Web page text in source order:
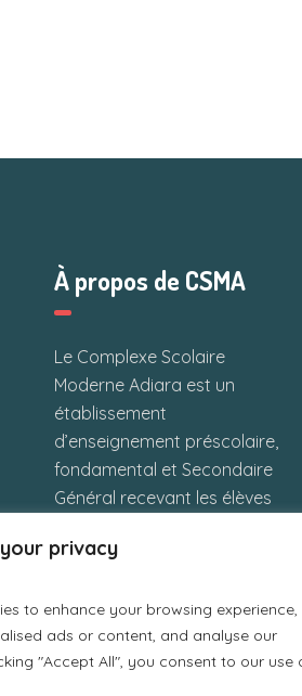
privacy
to enhance your browsing experience,
ads or content, and analyse our
"Accept All", you consent to our use
À propos de CSMA
Le Complexe Scolaire
Moderne Adiara est un
établissement
d’enseignement préscolaire,
fondamental et Secondaire
Général recevant les élèves
Kalaban-Coura Sud près du
République du Mali.